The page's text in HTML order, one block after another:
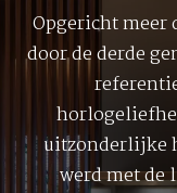
Opgericht meer
door de derde
uitzonderlijke
werd met